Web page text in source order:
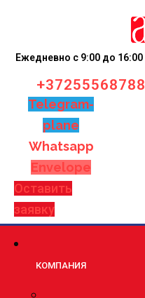
Ежедневно с 9:00 до 16:00
+37255568788
Telegram-
plane
Whatsapp
Envelope
Оставить
заявку
КОМПАНИЯ